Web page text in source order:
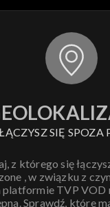
SIĘ SPOZA
z którego się
, w związku z
platformie TVP VOD
Sprawdź, które